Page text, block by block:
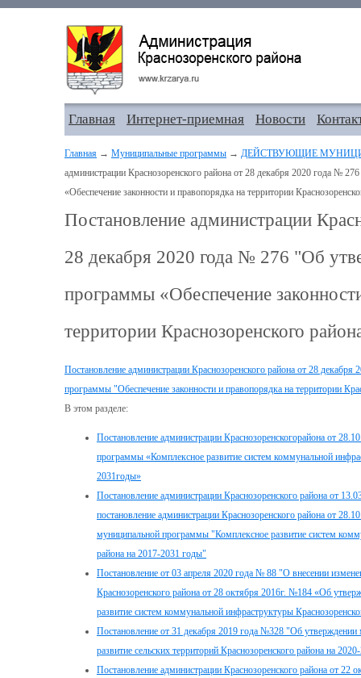
Главная Интернет-приемная Новости
Главная → Муниципальные программы → ДЕЙСТВУЮЩИЕ
администрации Краснозоренского района от 28 декабря 2020 года №
«Обеспечение законности и правопорядка на территории
Постановление администрации
28 декабря 2020 года № 276 "Об
программы «Обеспечение
территории Краснозоренского
Постановление администрации Краснозоренского района от 28
программы "Обеспечение законности и правопорядка на территории
В этом разделе:
Постановление администрации Краснозоренскогорайона от
программы «Комплексное развитие систем коммунальной
2031годы»
Постановление администрации Краснозоренского района от
постановление администрации Краснозоренского района от
муниципальной программы "Комплексное развитие систем
района на 2017-2031 годы"
Постановление от 03 апреля 2020 года № 88 "О внесении
Краснозоренского района от 28 октября 2016г. №184 «Об
развитие систем коммунальной инфраструктуры
Постановление от 31 декабря 2019 года №328 "Об
развитие сельских территорий Краснозоренского района на
Постановление администрации Краснозоренского района от